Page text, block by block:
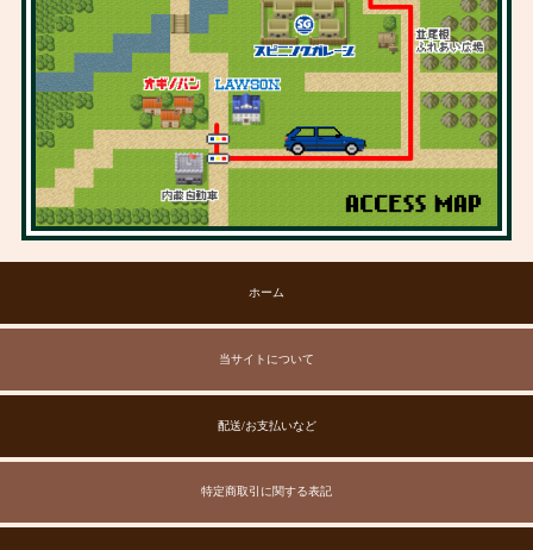
ホーム
当サイトについて
配送/お支払いなど
特定商取引に関する表記